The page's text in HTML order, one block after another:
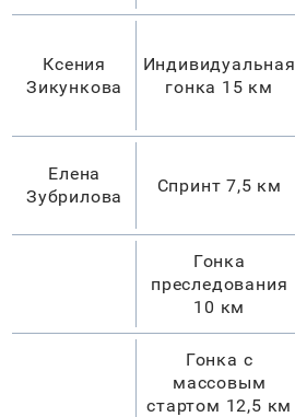
Ксения
Зикункова
Индивидуальная
гонка 15 км
Елена
Зубрилова
Спринт 7,5 км
Гонка
преследования
10 км
Гонка с
массовым
стартом 12,5 км